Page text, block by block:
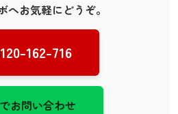
へお気軽にどうぞ。
162-716
お問い合わせ